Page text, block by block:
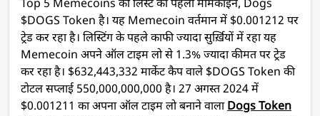
Top 5 Memecoins की लिस्ट का पहला मीमकॉइन, Dogs
$DOGS Token है। यह Memecoin वर्तमान में $0.001212 पर
ट्रेड कर रहा है। लिस्टिंग के पहले काफी ज्यादा सुर्ख़ियों में रहा यह
Memecoin अपने ऑल टाइम लो से 1.3% ज्यादा कीमत पर ट्रेड
कर रहा है। $632,443,332 मार्केट कैप वाले $DOGS Token की
टोटल सप्लाई 550,000,000,000 है। 27 अगस्त 2024 में
$0.001211 का अपना ऑल टाइम लो बनाने वालाDogs Token